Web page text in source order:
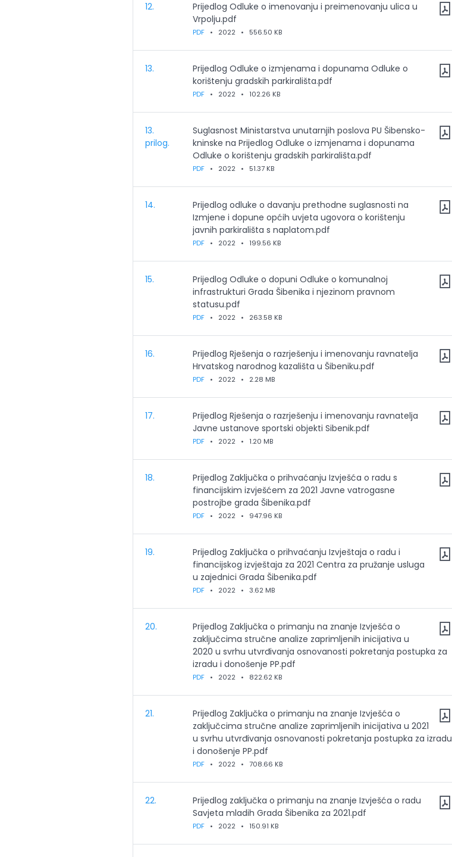
12.
Prijedlog Odluke o imenovanju i preimenovanju ulica u
Vrpolju.pdf
PDF • 2022 • 556.50 KB
13.
Prijedlog Odluke o izmjenama i dopunama Odluke o
korištenju gradskih parkirališta.pdf
PDF • 2022 • 102.26 KB
13.
prilog.
Suglasnost Ministarstva unutarnjih poslova PU Šibensko-
kninske na Prijedlog Odluke o izmjenama i dopunama
Odluke o korištenju gradskih parkirališta.pdf
PDF • 2022 • 51.37 KB
14.
Prijedlog odluke o davanju prethodne suglasnosti na
Izmjene i dopune općih uvjeta ugovora o korištenju
javnih parkirališta s naplatom.pdf
PDF • 2022 • 199.56 KB
15.
Prijedlog Odluke o dopuni Odluke o komunalnoj
infrastrukturi Grada Šibenika i njezinom pravnom
statusu.pdf
PDF • 2022 • 263.58 KB
16.
Prijedlog Rješenja o razrješenju i imenovanju ravnatelja
Hrvatskog narodnog kazališta u Šibeniku.pdf
PDF • 2022 • 2.28 MB
17.
Prijedlog Rješenja o razrješenju i imenovanju ravnatelja
Javne ustanove sportski objekti Sibenik.pdf
PDF • 2022 • 1.20 MB
18.
Prijedlog Zaključka o prihvaćanju Izvješća o radu s
financijskim izvješćem za 2021 Javne vatrogasne
postrojbe grada Šibenika.pdf
PDF • 2022 • 947.96 KB
19.
Prijedlog Zaključka o prihvaćanju Izvještaja o radu i
financijskog izvještaja za 2021 Centra za pružanje usluga
u zajednici Grada Šibenika.pdf
PDF • 2022 • 3.62 MB
20.
Prijedlog Zaključka o primanju na znanje Izvješća o
zaključcima stručne analize zaprimljenih inicijativa u
2020 u svrhu utvrđivanja osnovanosti pokretanja postupka za
izradu i donošenje PP.pdf
PDF • 2022 • 822.62 KB
21.
Prijedlog Zaključka o primanju na znanje Izvješća o
zaključcima stručne analize zaprimljenih inicijativa u 2021
u svrhu utvrđivanja osnovanosti pokretanja postupka za izradu
i donošenje PP.pdf
PDF • 2022 • 708.66 KB
22.
Prijedlog zaključka o primanju na znanje Izvješća o radu
Savjeta mladih Grada Šibenika za 2021.pdf
PDF • 2022 • 150.91 KB